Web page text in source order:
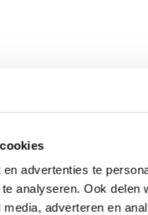
advertenties te
analyseren. Ook
adverteren en
09)